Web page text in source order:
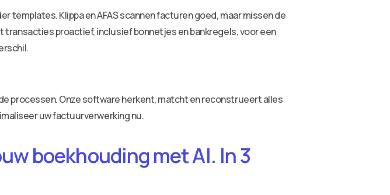
Klippa en AFAS scannen facturen goed, maar missen de
proactief, inclusief bonnetjes en bankregels, voor een
processen. Onze software herkent, matcht en reconstrueert alles
uw factuurverwerking nu.
boekhouding met AI. In 3